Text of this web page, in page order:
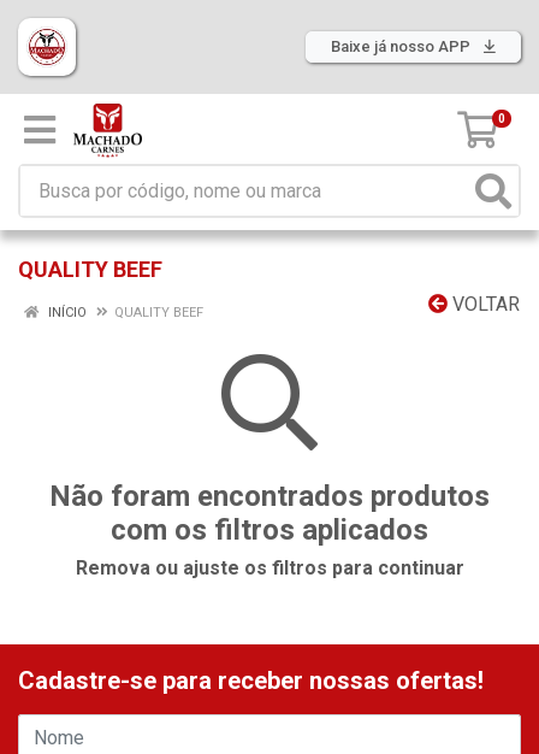
Baixe já nosso APP
0
QUALITY BEEF
VOLTAR
INÍCIO QUALITY BEEF
Não foram encontrados produtos
com os filtros aplicados
Remova ou ajuste os filtros para continuar
Cadastre-se para receber nossas ofertas!